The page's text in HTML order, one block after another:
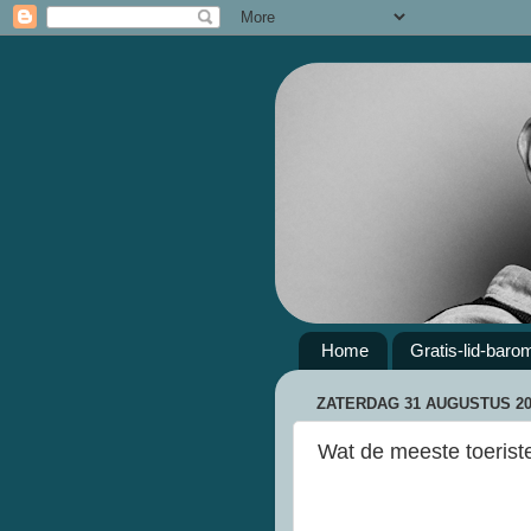
Home Gratis-lid-
ZATERDAG 31 AUGUSTUS
Wat de meeste